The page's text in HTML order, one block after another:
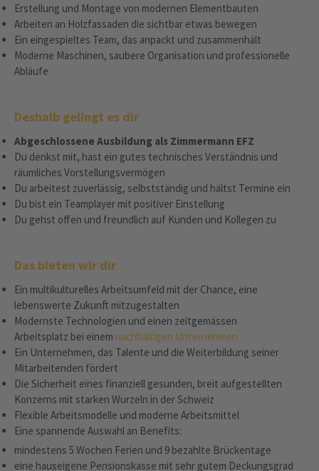
Erstellung und Montage von modernen Elementbauten
Arbeiten an Holzfassaden die sichtbar etwas bewegen
Ein eingespieltes Team, das anpackt und zusammenhält
Moderne Maschinen, saubere Organisation und professionelle
Abläufe
Deshalb gelingt es dir
Abgeschlossene Ausbildung als Zimmermann EFZ
Du denkst mit, hast ein gutes technisches Verständnis und
räumliches Vorstellungsvermögen
Du arbeitest zuverlässig, selbstständig und hältst Termine ein
Du bist ein Teamplayer mit positiver Einstellung
Du gehst offen und freundlich auf Kunden und Kollegen zu
Das bieten wir dir
Ein multikulturelles Arbeitsumfeld mit der Chance, eine
lebenswerte Zukunft mitzugestalten
Modernste Technologien und einen zeitgemässen
Arbeitsplatz bei einem nachhaltigen Unternehmen
Ein Unternehmen, das Talente und die Weiterbildung seiner
Mitarbeitenden fördert
Die Sicherheit eines finanziell gesunden, breit aufgestellten
Konzerns mit starken Wurzeln in der Schweiz
Flexible Arbeitsmodelle und moderne Arbeitsmittel
Eine spannende Auswahl an Benefits:
mindestens 5 Wochen Ferien und 9 bezahlte Brückentage
eine hauseigene Pensionskasse mit sehr gutem Deckungsgrad